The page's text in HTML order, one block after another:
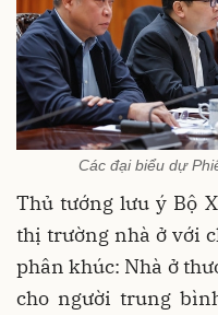
Các đại biểu dự
Thủ tướng lưu ý Bộ
thị trường nhà ở với
phân khúc: Nhà ở
cho người trung